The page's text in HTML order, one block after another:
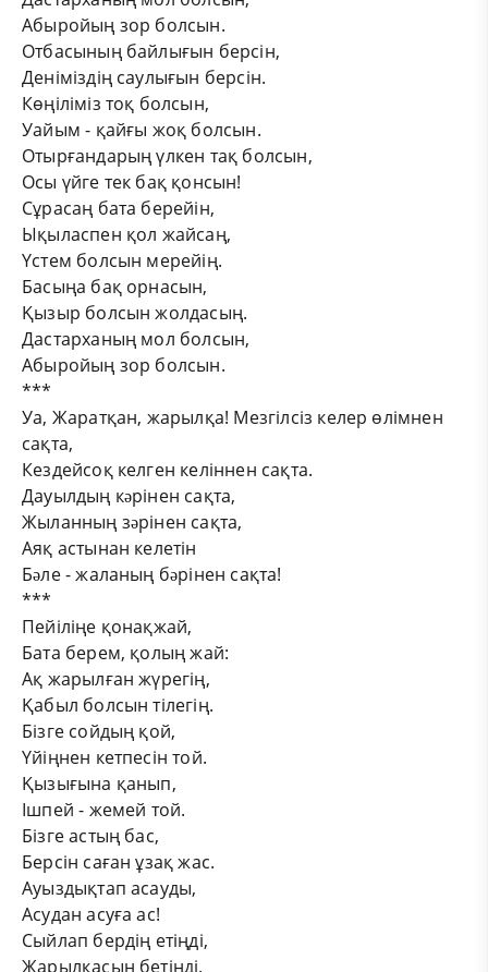
Абыройың зор болсын.
Отбасының байлығын берсін,
Деніміздің саулығын берсін.
Көңіліміз тоқ болсын,
Уайым - қайғы жоқ болсын.
Отырғандарың үлкен тақ болсын,
Осы үйге тек бақ қонсын!
Сұрасаң бата берейін,
Ықыласпен қол жайсаң,
Үстем болсын мерейің.
Басыңа бақ орнасын,
Қызыр болсын жолдасың.
Дастарханың мол болсын,
Абыройың зор болсын.
***
Уа, Жаратқан, жарылқа! Мезгілсіз келер өлімнен
сақта,
Кездейсоқ келген келіннен сақта.
Дауылдың кəрінен сақта,
Жыланның зəрінен сақта,
Аяқ астынан келетін
Бəле - жаланың бəрінен сақта!
***
Пейіліңе қонақжай,
Бата берем, қолың жай:
Ақ жарылған жүрегің,
Қабыл болсын тілегің.
Бізге сойдың қой,
Үйіңнен кетпесін той.
Қызығына қанып,
Ішпей - жемей той.
Бізге астың бас,
Берсін саған ұзақ жас.
Ауыздықтап асауды,
Асудан асуға ас!
Сыйлап бердің етіңді,
Жарылқасын бетіңді.